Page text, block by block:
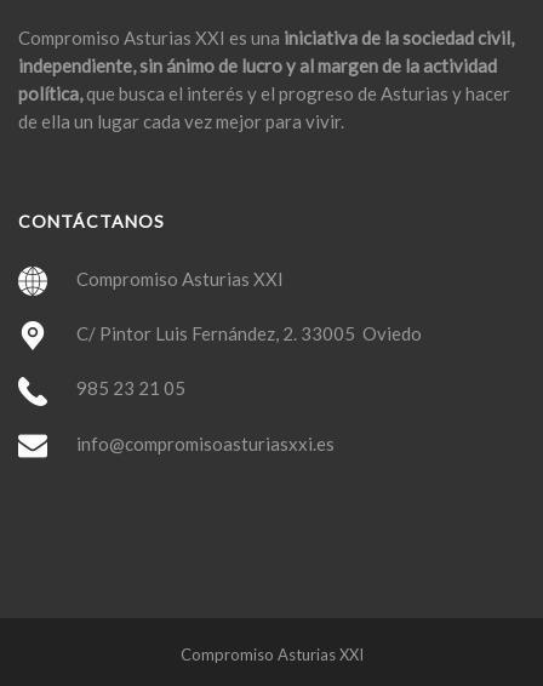
Compromiso Asturias XXI es una iniciativa de la sociedad civil,
independiente, sin ánimo de lucro y al margen de la actividad
política,que busca el interés y el progreso de Asturias y hacer
de ella un lugar cada vez mejor para vivir.
CONTÁCTANOS
Compromiso Asturias XXI
C/ Pintor Luis Fernández, 2. 33005 Oviedo
985 23 21 05
info@compromisoasturiasxxi.es
Compromiso Asturias XXI